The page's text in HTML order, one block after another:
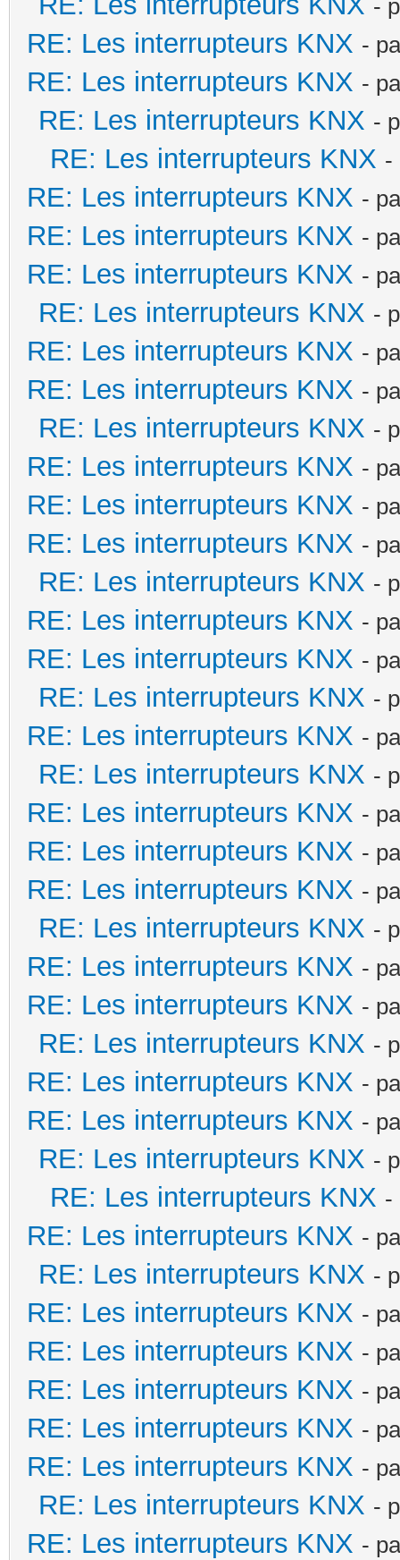
-
RE: Les interrupteurs KNX -
RE: Les interrupteurs KNX -
RE: Les interrupteurs KNX -
RE: Les interrupteurs KNX -
RE: Les interrupteurs KNX -
RE: Les interrupteurs KNX -
RE: Les interrupteurs KNX -
RE: Les interrupteurs KNX -
RE: Les interrupteurs KNX -
RE: Les interrupteurs KNX -
RE: Les interrupteurs KNX -
RE: Les interrupteurs KNX -
RE: Les interrupteurs KNX -
RE: Les interrupteurs KNX -
RE: Les interrupteurs KNX -
RE: Les interrupteurs KNX -
RE: Les interrupteurs KNX -
RE: Les interrupteurs KNX -
RE: Les interrupteurs KNX -
RE: Les interrupteurs KNX -
RE: Les interrupteurs KNX -
RE: Les interrupteurs KNX -
RE: Les interrupteurs KNX -
RE: Les interrupteurs KNX -
RE: Les interrupteurs KNX -
RE: Les interrupteurs KNX -
RE: Les interrupteurs KNX -
RE: Les interrupteurs KNX -
RE: Les interrupteurs KNX -
RE: Les interrupteurs KNX -
RE: Les interrupteurs KNX -
RE: Les interrupteurs KNX -
RE: Les interrupteurs KNX -
RE: Les interrupteurs KNX -
RE: Les interrupteurs KNX -
RE: Les interrupteurs KNX -
RE: Les interrupteurs KNX -
RE: Les interrupteurs KNX -
RE: Les interrupteurs KNX -
RE: Les interrupteurs KNX -